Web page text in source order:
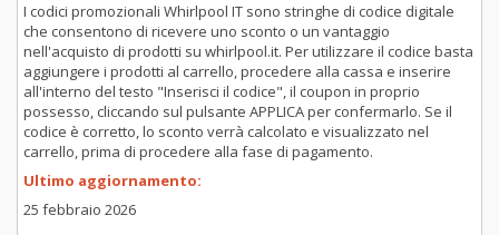
I codici promozionali Whirlpool IT sono stringhe di codice digitale
che consentono di ricevere uno sconto o un vantaggio
nell'acquisto di prodotti su whirlpool.it. Per utilizzare il codice basta
aggiungere i prodotti al carrello, procedere alla cassa e inserire
all'interno del testo "Inserisci il codice", il coupon in proprio
possesso, cliccando sul pulsante APPLICA per confermarlo. Se il
codice è corretto, lo sconto verrà calcolato e visualizzato nel
carrello, prima di procedere alla fase di pagamento.
Ultimo aggiornamento:
25 febbraio 2026